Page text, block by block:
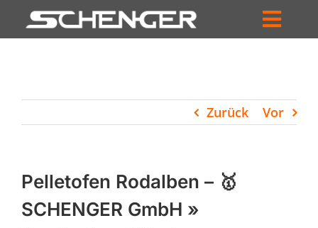
Inhalt
HÄNDLERSUCHE
UNTERNEHMEN
Zurück Vor
Pelletofen Rodalben – 🥇
SCHENGER GmbH »